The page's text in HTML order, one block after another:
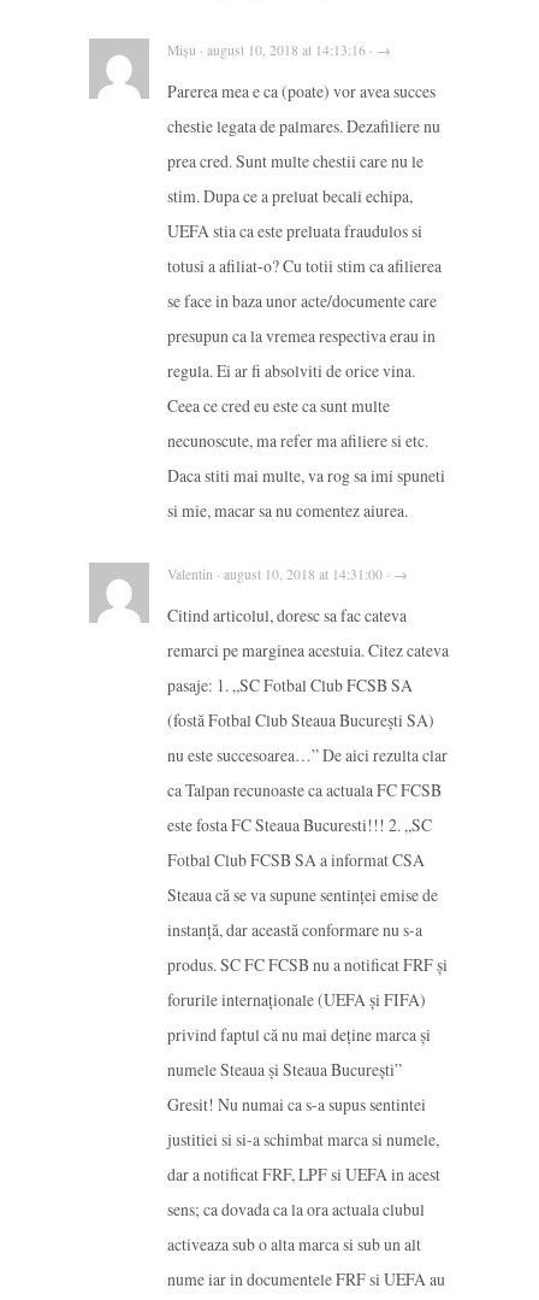
Mișu · august 10, 2018 at 14:13:16 · →
Parerea mea e ca (poate) vor avea succes
chestie legata de palmares. Dezafiliere nu
prea cred. Sunt multe chestii care nu le
stim. Dupa ce a preluat becali echipa,
UEFA stia ca este preluata fraudulos si
totusi a afiliat-o? Cu totii stim ca afilierea
se face in baza unor acte/documente care
presupun ca la vremea respectiva erau in
regula. Ei ar fi absolviti de orice vina.
Ceea ce cred eu este ca sunt multe
necunoscute, ma refer ma afiliere si etc.
Daca stiti mai multe, va rog sa imi spuneti
si mie, macar sa nu comentez aiurea.
Valentin · august 10, 2018 at 14:31:00 · →
Citind articolul, doresc sa fac cateva
remarci pe marginea acestuia. Citez cateva
pasaje: 1. „SC Fotbal Club FCSB SA
(fostă Fotbal Club Steaua Bucureşti SA)
nu este succesoarea…” De aici rezulta clar
ca Talpan recunoaste ca actuala FC FCSB
este fosta FC Steaua Bucuresti!!! 2. „SC
Fotbal Club FCSB SA a informat CSA
Steaua că se va supune sentinţei emise de
instanţă, dar această conformare nu s-a
produs. SC FC FCSB nu a notificat FRF şi
forurile internaţionale (UEFA şi FIFA)
privind faptul că nu mai deţine marca şi
numele Steaua şi Steaua Bucureşti”
Gresit! Nu numai ca s-a supus sentintei
justitiei si si-a schimbat marca si numele,
dar a notificat FRF, LPF si UEFA in acest
sens; ca dovada ca la ora actuala clubul
activeaza sub o alta marca si sub un alt
nume iar in documentele FRF si UEFA au